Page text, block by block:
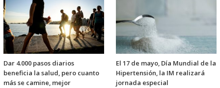
Dar 4.000 pasos diarios
beneficia la salud, pero cuanto
más se camine, mejor
El 17 de mayo, Día Mundial de la
Hipertensión, la IM realizará
jornada especial